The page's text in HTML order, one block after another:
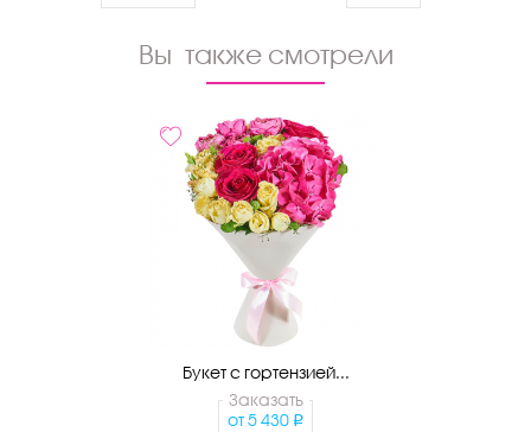
Вы также смотрели
Букет с гортензией...
Заказать
от5 430